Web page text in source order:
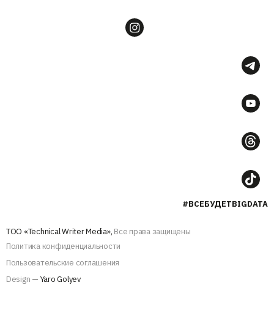
#ВСЕБУДЕТBIGDATA
ТОО «Technical Writer Media», Все права защищены
Политика конфиденциальности
Пользовательские соглашения
Design — Yaro Golyev